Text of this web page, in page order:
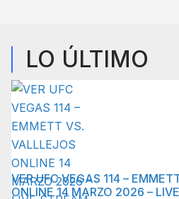
LO ÚLTIMO
VER UFC VEGAS 114 –
ONLINE 14 MARZO 2026 –